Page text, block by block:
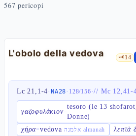
567 pericopi
L'obolo della vedova 🗝️14
Lc 21,1-4·NA28· 128/156·// Mc 12,41-
γαζοφυλάκιον=
tesoro (le 13
Donne)
χήρα=vedova אלמנה almanah λεπτὰ